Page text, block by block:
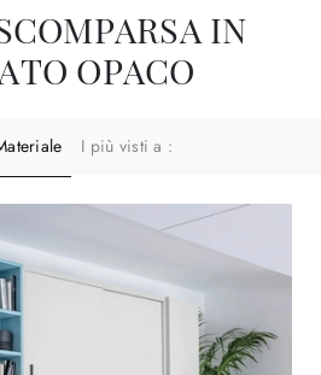
IN
OPACO
I più visti a :